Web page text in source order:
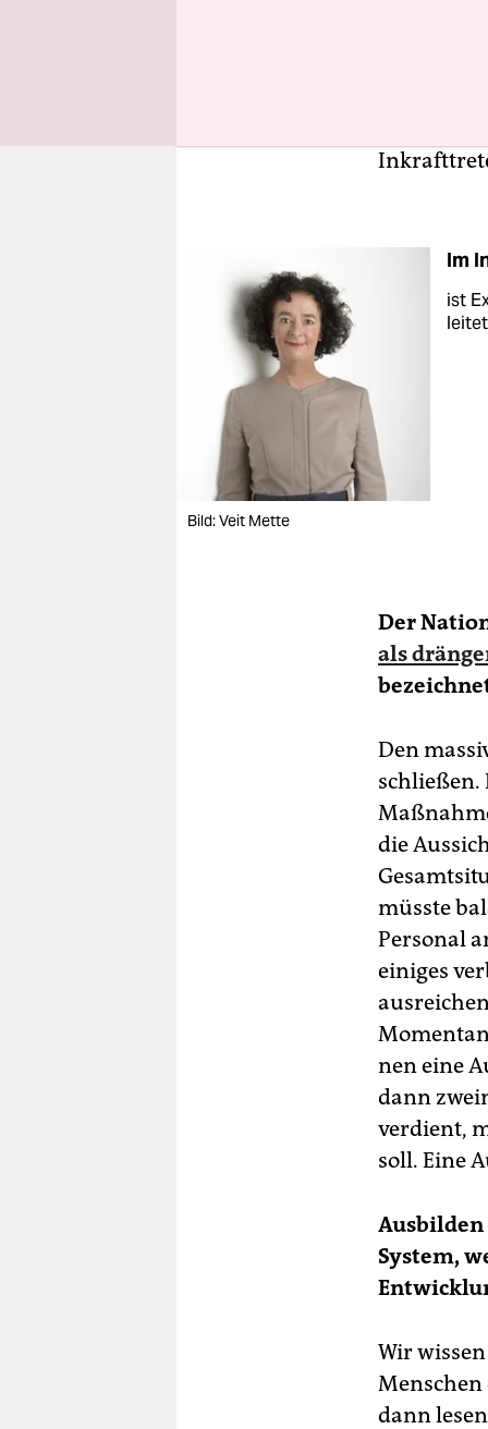
Problem
Bild: Veit Mette
Im
ist
Der
als
Den
die
müsste
Personal
einiges
nen eine
dann
verdient,
soll. Eine
Ausbilden
System,
Wir
dann